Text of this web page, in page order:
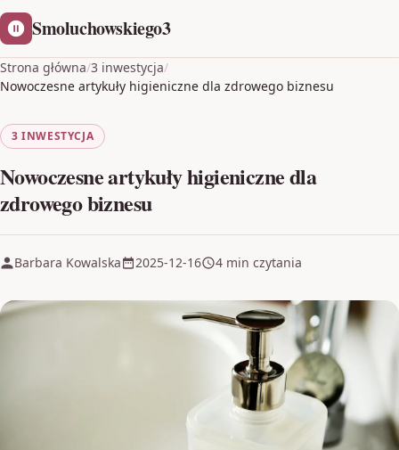
Smoluchowskiego3
Strona główna/3 inwestycja/
Nowoczesne artykuły higieniczne dla zdrowego biznesu
3 INWESTYCJA
Nowoczesne artykuły higieniczne dla
zdrowego biznesu
Barbara Kowalska 2025-12-16 4 min czytania